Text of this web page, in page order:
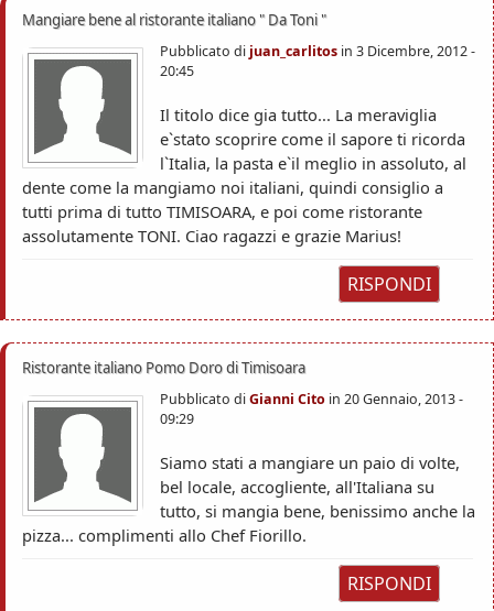
Mangiare bene al ristorante italiano " Da Toni "
Pubblicato di juan_carlitos in 3 Dicembre, 2012 -
20:45
Il titolo dice gia tutto... La meraviglia
e`stato scoprire come il sapore ti ricorda
l`Italia, la pasta e`il meglio in assoluto, al
dente come la mangiamo noi italiani, quindi consiglio a
tutti prima di tutto TIMISOARA, e poi come ristorante
assolutamente TONI. Ciao ragazzi e grazie Marius!
RISPONDI
Ristorante italiano Pomo Doro di Timisoara
Pubblicato diGianni Cito in 20 Gennaio, 2013 -
09:29
Siamo stati a mangiare un paio di volte,
bel locale, accogliente, all'Italiana su
tutto, si mangia bene, benissimo anche la
pizza... complimenti allo Chef Fiorillo.
RISPONDI